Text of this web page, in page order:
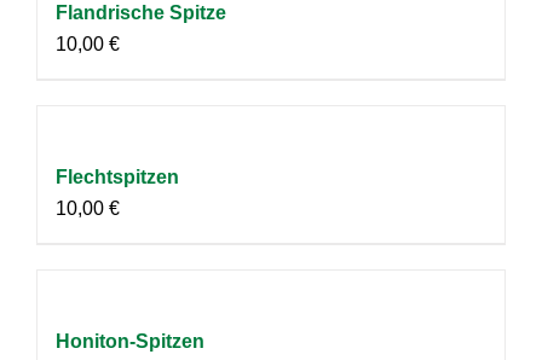
Flandrische Spitze
10,00 €
Flechtspitzen
10,00 €
Honiton-Spitzen